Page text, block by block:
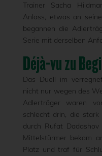
Trainer Sacha
Anlass, etwas an
begannen die
Serie mit derselben
Déjà-vu zu
Das Duell im
nicht nur wegen des
Adlerträger waren
schlecht drin, die stark
durch Rufat
Mittelstürmer bekam
Platz und traf für